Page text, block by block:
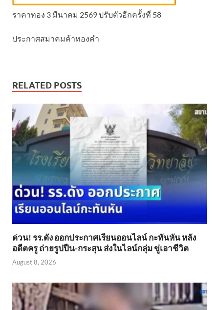
ราคาทอง 3 มีนาคม 2569 ปรับตัวอีกครั้งที่ 58
ประกาศสมาคมค้าทองคำ
RELATED POSTS
ด่วน! รร.ดัง ออกประกาศเรียนออนไลน์ กะทันหัน หลัง
อดีตครู ถ่ายรูปปืน-กระสุน ส่งในไลน์กลุ่ม ขู่เอาชีวิต
August 8, 2026